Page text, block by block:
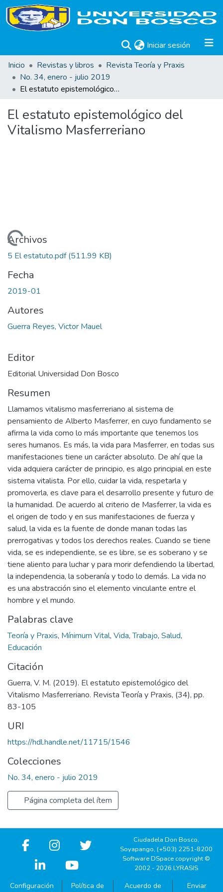
Iniciar sesión (current)
Inicio
Revistas y libros
Revista Teoría y Praxis
No. 34, enero - julio 2019
El estatuto epistemológico del Vitalismo Masferreriano
El estatuto epistemológico del
Vitalismo Masferreriano
Cargando...
Archivos
5 El estatuto.pdf(511.99 KB)
Fecha
2019-01
Autores
Guerra Reyes, Victor Mauel
Editor
Editorial Universidad Don Bosco
Resumen
Llamamos vitalismo masferreriano al sistema de
pensamiento de Alberto Masferrer, en cuyo fundamento se
afirma la vida como lo más importante que tenemos los
seres humanos. Es más, la vida para Masferrer, en todas sus
manifestaciones tiene un carácter absoluto. De ahí que la
vida adquiera carácter de principio, es algo principial en este
sistema vitalista. Por ello, cuidar la vida, respetarla y
promoverla, es clave para el desarrollo presente y futuro de
la humanidad. De acuerdo al criterio de Masferrer, la vida es
el origen de todo y en sus manifestaciones de fuerza y
salud, la vida es la fuente de donde manan todas las
prerrogativas y todos los derechos reales. Cuando se tiene
vida, se es independiente, se es libre, se es soberano y se
tiene aliento para luchar y para morir defendiendo la libertad,
la independencia, la soberanía y todo lo demás. La vida no
es una abstracción sino el elemento vinculante entre el
hombre y el mundo.
Palabras clave
Teoría y Praxis, Mínimum Vital, Vida,Trabajo, Salud,
Educación
Citación
Guerra, V. M. (2019). El estatuto epistemológico del
Vitalismo Masferreriano. Revista Teoría y Praxis, (34), pp.
83-105
URI
https://hdl.handle.net/11715/1546
Colecciones
No. 34, enero - julio 2019
Página completa del ítem
Ciudadela Don Bosco,
Soyapango, (+503) 2251-8200
Software DSpace copyright ©
2002 - 2026 LYRASIS
Configuración
Política de
Acuerdo de
Enviar